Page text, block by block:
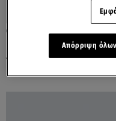
Εκλογές: Στη μάχη
γυναίκες της
Απόρριψη όλων